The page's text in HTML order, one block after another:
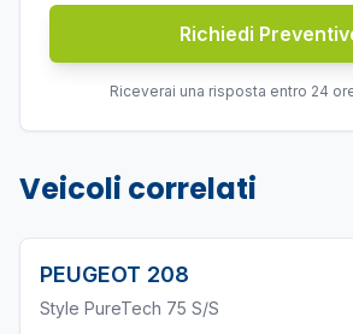
Richiedi
Riceverai una risposta entro 24
Veicoli correlati
PEUGEOT 208
Style PureTech 75 S/S